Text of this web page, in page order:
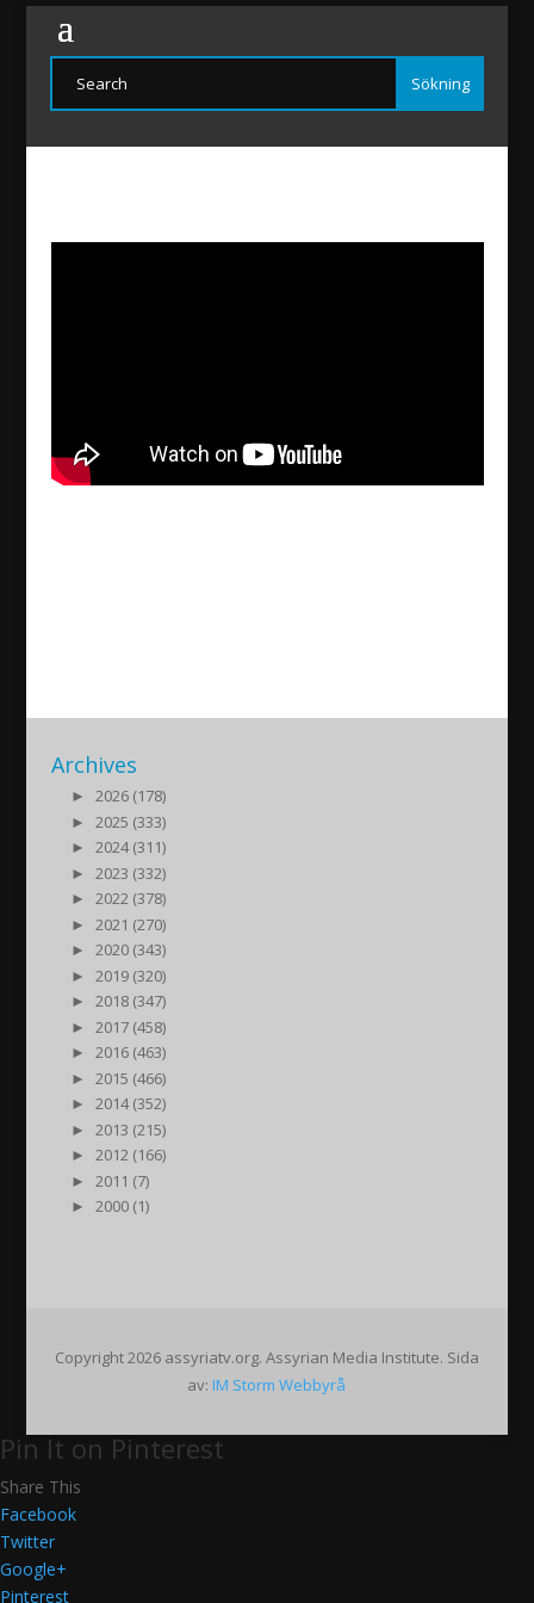
Archives
►
2026 (178)
►
2025 (333)
►
2024 (311)
►
2023 (332)
►
2022 (378)
►
2021 (270)
►
2020 (343)
►
2019 (320)
►
2018 (347)
►
2017 (458)
►
2016 (463)
►
2015 (466)
►
2014 (352)
►
2013 (215)
►
2012 (166)
►
2011 (7)
►
2000 (1)
Copyright 2026 assyriatv.org. Assyrian Media Institute. Sida
av: IM Storm Webbyrå
Pin It on Pinterest
Share This
Facebook
Twitter
Google+
Pinterest